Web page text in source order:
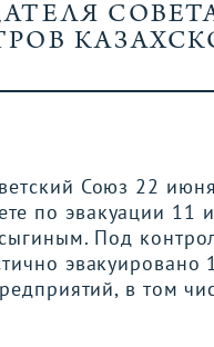
Союз 22
по эвакуации 11
Под
эвакуировано
в том